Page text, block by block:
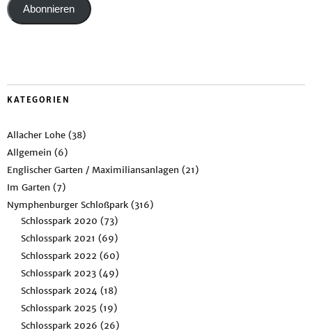
Abonnieren
KATEGORIEN
Allacher Lohe (38)
Allgemein (6)
Englischer Garten / Maximiliansanlagen (21)
Im Garten (7)
Nymphenburger Schloßpark (316)
Schlosspark 2020 (73)
Schlosspark 2021 (69)
Schlosspark 2022 (60)
Schlosspark 2023 (49)
Schlosspark 2024 (18)
Schlosspark 2025 (19)
Schlosspark 2026 (26)